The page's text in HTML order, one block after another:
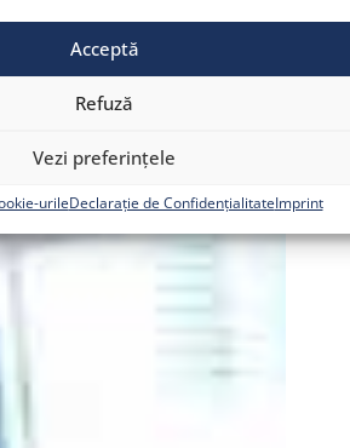
Acceptă
Refuză
Vezi preferințele
urileDeclarație de ConfidențialitateImprint